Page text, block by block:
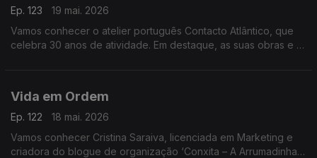
Ep. 123
19 mai. 2026
Vamos conhecer o atelier português Contacto Atlântico, que
celebra 30 anos de atividade. Em destaque, as suas obras e a
Vida em Ordem
Ep. 122
18 mai. 2026
Vamos conhecer Cristina Saraiva, licenciada em Marketing e
criadora do blogue de organização ‘Conxita – A Arrumadinha’.